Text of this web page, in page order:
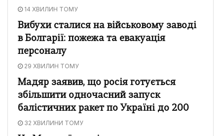
14 ХВИЛИН ТОМУ
Вибухи сталися на військовому заводі
в Болгарії: пожежа та евакуація
персоналу
29 ХВИЛИН ТОМУ
Мадяр заявив, що росія готується
збільшити одночасний запуск
балістичних ракет по Україні до 200
32 ХВИЛИНИ ТОМУ